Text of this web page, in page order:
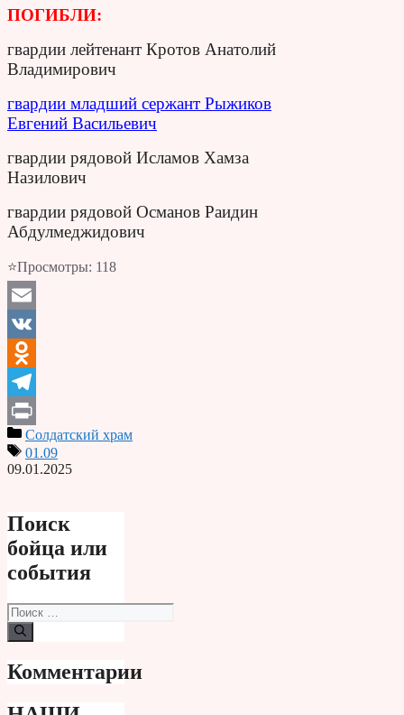
ПОГИБЛИ:
гвардии лейтенант Кротов Анатолий
Владимирович
гвардии младший сержант Рыжиков
Евгений Васильевич
гвардии рядовой Исламов Хамза
Назилович
гвардии рядовой Османов Раидин
Абдулмеджидович
⭐Просмотры: 118
Email
VK
Odnoklassniki
Telegram
PrintСолдатский храм
01.09
09.01.2025
Поиск
бойца или
события
Поиск:
Комментарии